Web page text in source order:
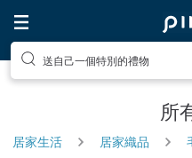
送自己一個特別的禮物
所
居家生活 居家織品